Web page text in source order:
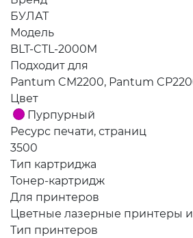
БУЛАТ
Модель
BLT-CTL-2000M
Подходит для
Pantum CM2200, Pantum
Цвет
Пурпурный
Ресурс печати, страниц
3500
Тип картриджа
Тонер-картридж
Для принтеров
Цветные лазерные принтеры
Тип принтеров